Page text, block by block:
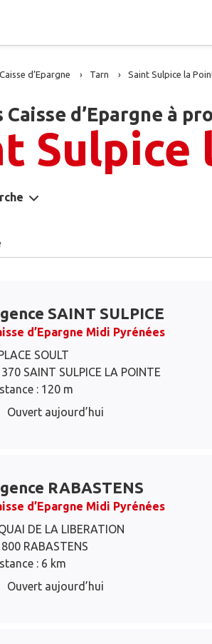
d’Epargne Tarn Saint Sulpice la
Caisse d’Epargne à
Sulpice
SAINT SULPICE
d’Epargne Midi Pyrénées
SOULT
SAINT SULPICE LA POINTE
: 120 m
Ouvert aujourd’hui
RABASTENS
d’Epargne Midi Pyrénées
DE LA LIBERATION
RABASTENS
: 6 km
Ouvert aujourd’hui